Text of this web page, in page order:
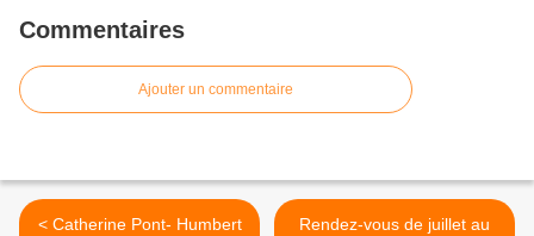
Commentaires
Ajouter un commentaire
< Catherine Pont- Humbert
Rendez-vous de juillet au